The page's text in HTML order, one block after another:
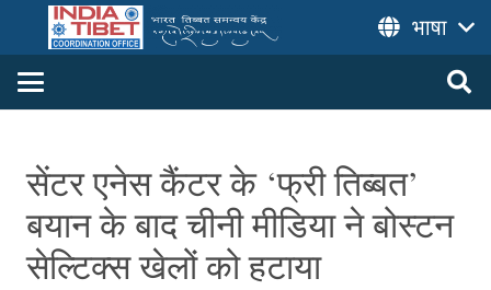
भाषा
सेंटर एनेस कैंटर के ‘फ्री तिब्बत’
बयान के बाद चीनी मीडिया ने बोस्टन
सेल्टिक्स खेलों को हटाया